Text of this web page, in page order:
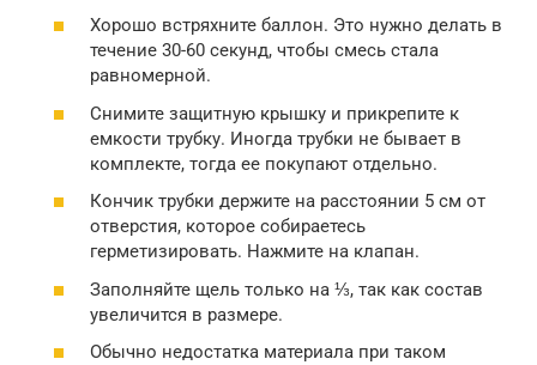
Хорошо встряхните баллон. Это нужно делать в
течение 30-60 секунд, чтобы смесь стала
равномерной.
Снимите защитную крышку и прикрепите к
емкости трубку. Иногда трубки не бывает в
комплекте, тогда ее покупают отдельно.
Кончик трубки держите на расстоянии 5 см от
отверстия, которое собираетесь
герметизировать. Нажмите на клапан.
Заполняйте щель только на ⅓, так как состав
увеличится в размере.
Обычно недостатка материала при таком